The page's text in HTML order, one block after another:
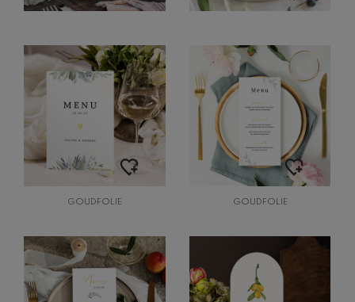
GOUDFOLIE GOUDFOLIE